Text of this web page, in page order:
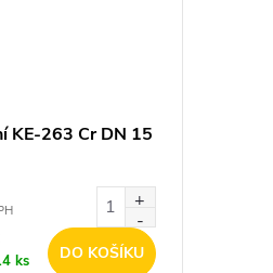
KE-263 Cr DN 15
ks DO KOŠÍKU